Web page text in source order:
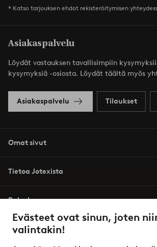
Evästeet ovat sinun, joten
valintakin!
* Katso tarjouksen ehdot rekisteröitymisen
Asiakaspalvelu
Löydät vastauksen tavallisimpiin
kysymyksiä -osiosta. Löydät täältä myös
Asiakaspalvelu Tilaukset
Omat sivut
Tietoa Jotexista
Palvelumme
Ehdot